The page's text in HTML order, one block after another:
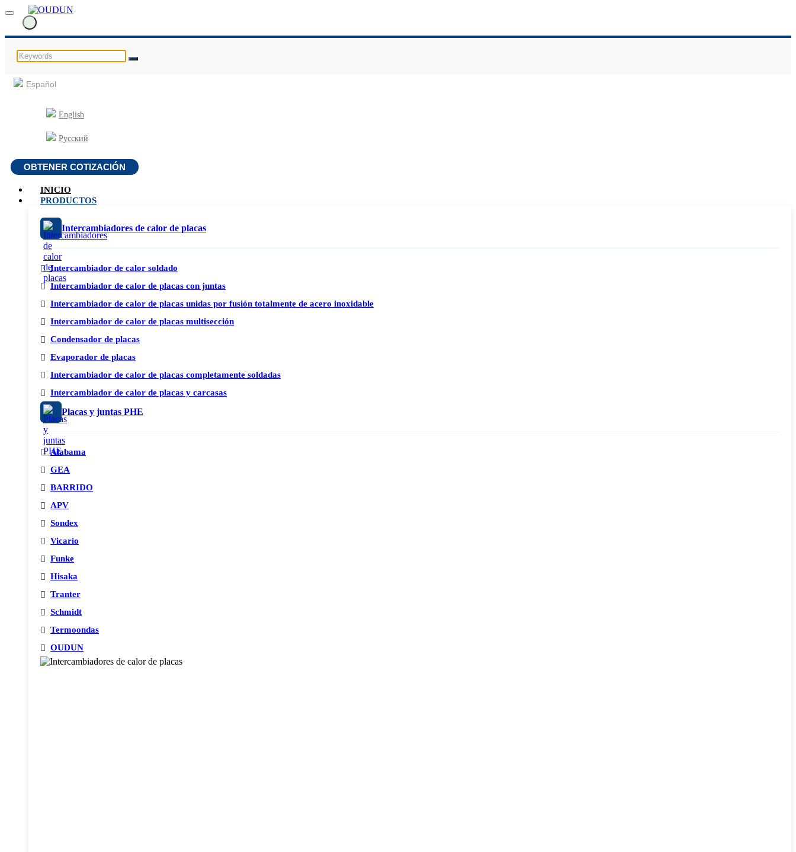
Español
English
Русский
OBTENER COTIZACIÓN
INICIO
PRODUCTOS
Intercambiadores de calor de placas
Intercambiador de calor soldado
Intercambiador de calor de placas con juntas
Intercambiador de calor de placas unidas por fusión totalmente de acero inoxidable
Intercambiador de calor de placas multisección
Condensador de placas
Evaporador de placas
Intercambiador de calor de placas completamente soldadas
Intercambiador de calor de placas y carcasas
Placas y juntas PHE
Alabama
GEA
BARRIDO
APV
Sondex
Vicario
Funke
Hisaka
Tranter
Schmidt
Termoondas
OUDUN